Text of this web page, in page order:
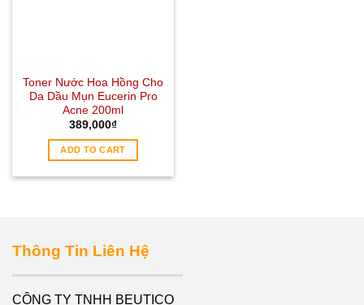
Toner Nước Hoa Hồng Cho
Da Dầu Mụn Eucerin Pro
Acne 200ml
389,000₫
ADD TO CART
Thông Tin Liên Hệ
CÔNG TY TNHH BEUTICO